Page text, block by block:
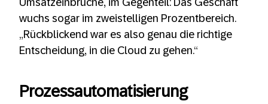
wuchs sogar im zweistelligen Prozentbereich.
„Rückblickend war es also genau die richtige
Entscheidung, in die Cloud zu gehen.“
Prozessautomatisierung